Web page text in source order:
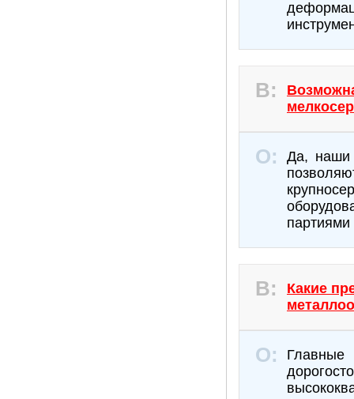
Да, наши
партиями
Какие